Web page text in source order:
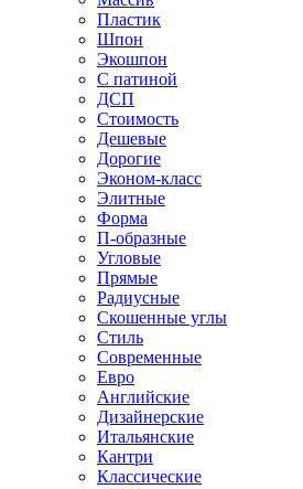
Пластик
Шпон
Экошпон
С патиной
ДСП
Стоимость
Дешевые
Дорогие
Эконом-класс
Элитные
Форма
П-образные
Угловые
Прямые
Радиусные
Скошенные углы
Стиль
Современные
Евро
Английские
Дизайнерские
Итальянские
Кантри
Классические